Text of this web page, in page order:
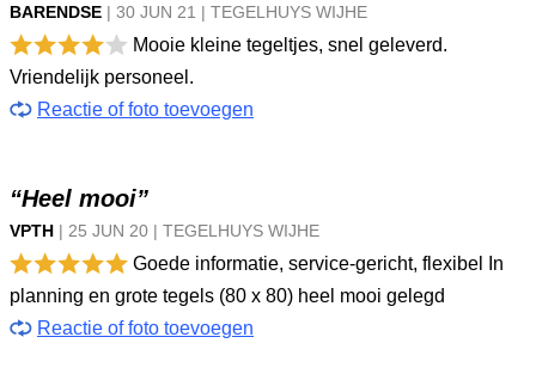
BARENDSE | 30 JUN 21 | TEGELHUYS WIJHE
Mooie kleine tegeltjes, snel geleverd.
Vriendelijk personeel.
Reactie of foto toevoegen
“Heel mooi”
VPTH | 25 JUN 20 | TEGELHUYS WIJHE
Goede informatie, service-gericht, flexibel In
planning en grote tegels (80 x 80) heel mooi gelegd
Reactie of foto toevoegen